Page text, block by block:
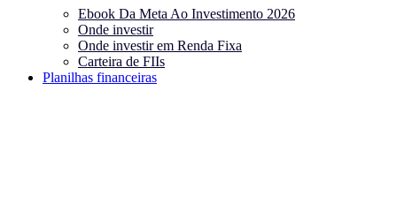
Ebook Da Meta Ao Investimento 2026
Onde investir
Onde investir em Renda Fixa
Carteira de FIIs
Planilhas financeiras